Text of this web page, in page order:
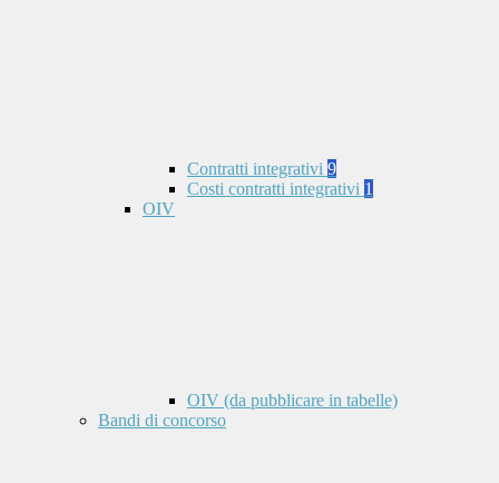
Contratti integrativi 9
Costi contratti integrativi 1
OIV
OIV (da pubblicare in tabelle)
Bandi di concorso